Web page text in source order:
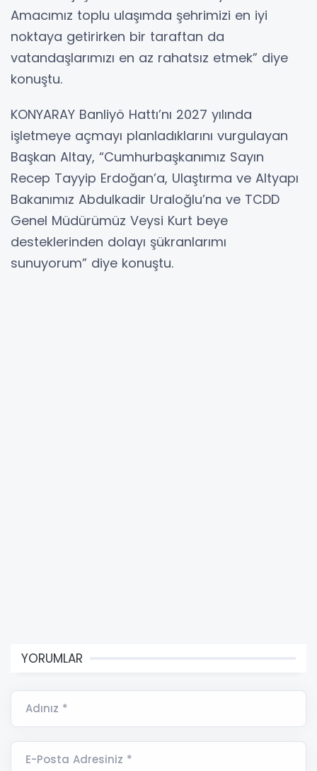
Amacımız toplu ulaşımda şehrimizi en iyi
noktaya getirirken bir taraftan da
vatandaşlarımızı en az rahatsız etmek” diye
konuştu.
KONYARAY Banliyö Hattı’nı 2027 yılında
işletmeye açmayı planladıklarını vurgulayan
Başkan Altay, “Cumhurbaşkanımız Sayın
Recep Tayyip Erdoğan’a, Ulaştırma ve Altyapı
Bakanımız Abdulkadir Uraloğlu’na ve TCDD
Genel Müdürümüz Veysi Kurt beye
desteklerinden dolayı şükranlarımı
sunuyorum” diye konuştu.
YORUMLAR
Adınız *
E-Posta Adresiniz *